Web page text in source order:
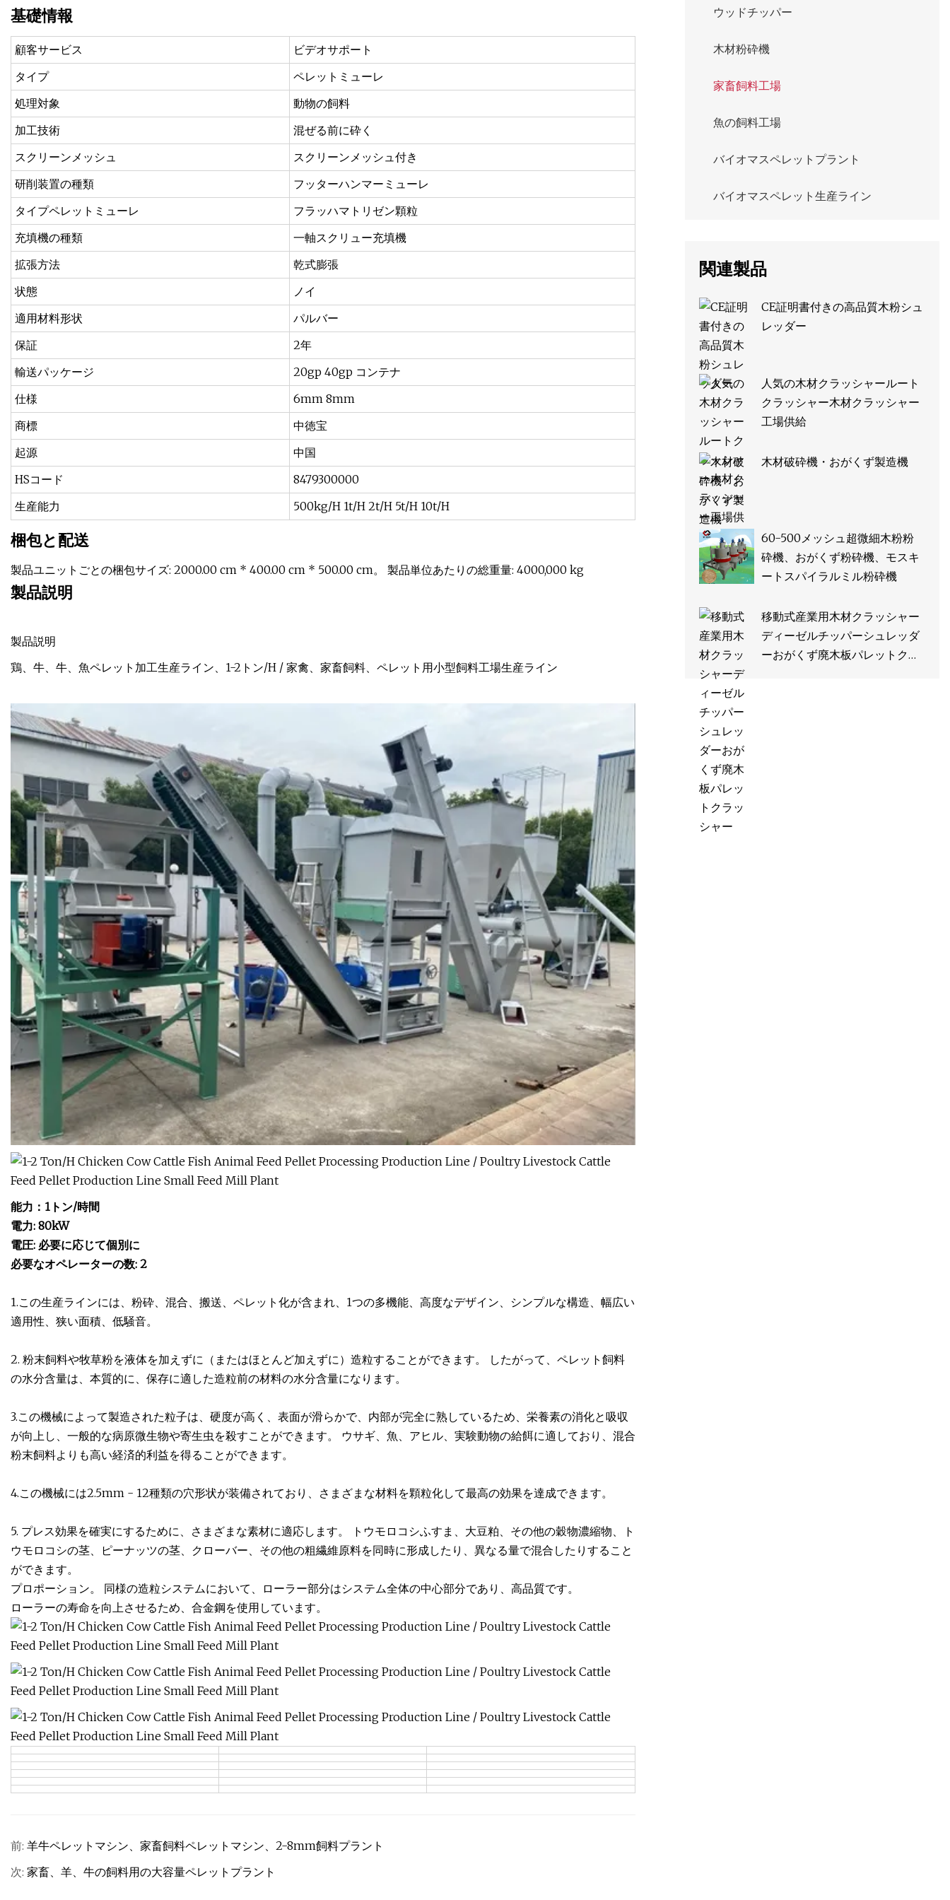
基礎情報
顧客サービス
ビデオサポート
タイプ
ペレットミューレ
処理対象
動物の飼料
加工技術
混ぜる前に砕く
スクリーンメッシュ
スクリーンメッシュ付き
研削装置の種類
フッターハンマーミューレ
タイプペレットミューレ
フラッハマトリゼン顆粒
充填機の種類
一軸スクリュー充填機
拡張方法
乾式膨張
状態
ノイ
適用材料形状
パルバー
保証
2年
輸送パッケージ
20gp 40gp コンテナ
仕様
6mm 8mm
商標
中徳宝
起源
中国
HSコード
8479300000
生産能力
500kg/H 1t/H 2t/H 5t/H 10t/H
梱包と配送
製品ユニットごとの梱包サイズ: 2000.00 cm * 400.00 cm * 500.00 cm。 製品単位あたりの総重量: 4000,000 kg
製品説明
製品説明
鶏、牛、牛、魚ペレット加工生産ライン、1-2トン/H / 家禽、家畜飼料、ペレット用小型飼料工場生産ライン
能力：1トン/時間
電力: 80kW
電圧: 必要に応じて個別に
必要なオペレーターの数: 2
1.この生産ラインには、粉砕、混合、搬送、ペレット化が含まれ、1つの多機能、高度なデザイン、シンプルな構造、幅広い
適用性、狭い面積、低騒音。
2. 粉末飼料や牧草粉を液体を加えずに（またはほとんど加えずに）造粒することができます。 したがって、ペレット飼料
の水分含量は、本質的に、保存に適した造粒前の材料の水分含量になります。
3.この機械によって製造された粒子は、硬度が高く、表面が滑らかで、内部が完全に熟しているため、栄養素の消化と吸収
が向上し、一般的な病原微生物や寄生虫を殺すことができます。 ウサギ、魚、アヒル、実験動物の給餌に適しており、混合
粉末飼料よりも高い経済的利益を得ることができます。
4.この機械には2.5mm - 12種類の穴形状が装備されており、さまざまな材料を顆粒化して最高の効果を達成できます。
5. プレス効果を確実にするために、さまざまな素材に適応します。 トウモロコシふすま、大豆粕、その他の穀物濃縮物、ト
ウモロコシの茎、ピーナッツの茎、クローバー、その他の粗繊維原料を同時に形成したり、異なる量で混合したりすること
ができます。
プロポーション。 同様の造粒システムにおいて、ローラー部分はシステム全体の中心部分であり、高品質です。
ローラーの寿命を向上させるため、合金鋼を使用しています。
前: 羊牛ペレットマシン、家畜飼料ペレットマシン、2-8mm飼料プラント
次: 家畜、羊、牛の飼料用の大容量ペレットプラント
ウッドチッパー
木材粉砕機
家畜飼料工場
魚の飼料工場
バイオマスペレットプラント
バイオマスペレット生産ライン
関連製品
CE証明書付きの高品質木粉シュ
レッダー
人気の木材クラッシャールート
クラッシャー木材クラッシャー
工場供給
木材破砕機・おがくず製造機
60-500メッシュ超微細木粉粉
砕機、おがくず粉砕機、モスキ
ートスパイラルミル粉砕機
移動式産業用木材クラッシャー
ディーゼルチッパーシュレッダ
ーおがくず廃木板パレットクラ